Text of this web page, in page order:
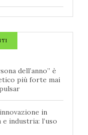
dell’anno” è
più forte mai
in
industria: l’uso